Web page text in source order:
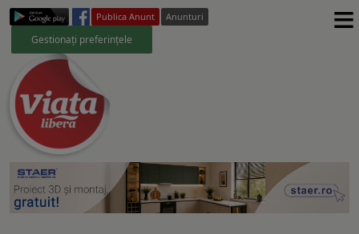
Publica Anunt Anunturi
Gestionați preferințele ≡